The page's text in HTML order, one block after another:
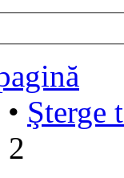
• Şterge
2